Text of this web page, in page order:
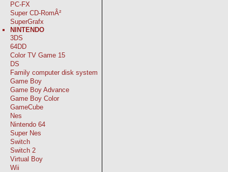
PC-FX
Super CD-RomÂ²
SuperGrafx
NINTENDO
3DS
64DD
Color TV Game 15
DS
Family computer disk system
Game Boy
Game Boy Advance
Game Boy Color
GameCube
Nes
Nintendo 64
Super Nes
Switch
Switch 2
Virtual Boy
Wii